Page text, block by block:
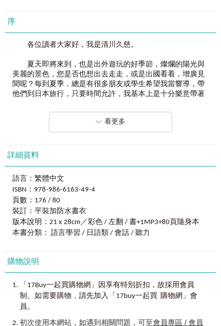
第2大.實用會話：
全書包含6 1個旅遊模擬情境，根據情境編寫實用會話，全書
800句。任何突發狀況都難不倒你。
第3大. 聯想圖解：
專業插畫家親自繪圖，以生動圖像聯想快速加強記憶，讓旅
結合旅遊必備單字、會話及圖片輔助，即使不會說用手指的
1. 就算不會 50音也能用的旅遊日文會話書
第一本完全圖解、完全手指的日文旅遊會話書。即使單
字不會說，會話唸不出來，看圖片用手指，旅行中也可以與
外國人互動。
2.主題、情境廣泛便於臨時需要檢索
旅遊更順暢。
獨家附贈「一個人用日文去旅行隨身版」，隨身攜帶無負
《一個人用日文去旅行》除了完整版外，並獨家附贈精
心設計的隨身小開本，讓你在旅行時隨身帶著走，不怕過重
也不佔空間，一手拿相機、一手拿書，遇到突發狀況也能輕
長度∕距離
自我介紹
打招呼
自我介紹∕個性
道別
興趣∕嗜好
準備
行程
訂機票
申請簽證、
行李準備
機場
海關
機場
飯店
入住
序
各位讀者大家好，我是清川久慈。
夏天即將來到，也是出外遊玩的好季節，燦爛的陽光與
美麗的景色，您是否也想出去走走，或是出國看看，增廣見
聞呢？每到夏季，總是有很多朋友或學生希望我當響導，帶
他們到日本旅行，只要時間允許，我基本上是十分樂意帶著
每次看著他們興奮地討論行程、上網查資料、分享彼此經
驗，身為日本人的我也感到很開心，我想他們的心情，就像
我當初來到台灣時的心情一樣吧，既興奮、又期待、有點擔
玩地點（我想他們應該比我厲害得多），而只是擔心自己語
言不通，在當地會不會遇到什麼困難，到時候敗興而歸可就
不好了。因此這次與陳容蓁老師再次合作，為了想去日本，
卻又因為語言問題而猶豫不決的讀者們，編寫了這本《一個
人用日文去旅行》，承襲此系列的暢銷作品《一個人用英文
去旅行》的特點，一樣收錄十大旅行常用主題，帶出旅行必
備的單字、會話，同時也考量到有些讀者擔心語言不通、或
本。
全書收錄旅遊必備英語單字約1300個、近800句的旅行
必備實用會話。每個單字都是最關鍵最重要、句句都是最道
地最實用的旅遊會話。每個主題皆搭配精美彩圖，利用「圖
像與情境」的概念幫助學習。讓書中的單字、會話都有對應
的圖像，使左右腦同時接受啟發，幫助讀者輕鬆學習與加強
看更多
詳細資料
語言：繁體中文
ISBN：978-986-6163-49-4
頁數：176 / 80
裝訂：平裝加防水書衣
版本說明：21 x 28cm／彩色 / 左翻 / 書+1MP3+80頁隨身本
本書分類： 語言學習 / 日語類 / 會話 / 聽力
購物說明
「17Buy一起買購物網」因享有特別折扣 ， 故採用會員
制 。 如需要購物 ， 請先加入「17buy一起買 購物網」會
員。
初次使用本網站，如遇到相關問題，可至會員專區 / 會員